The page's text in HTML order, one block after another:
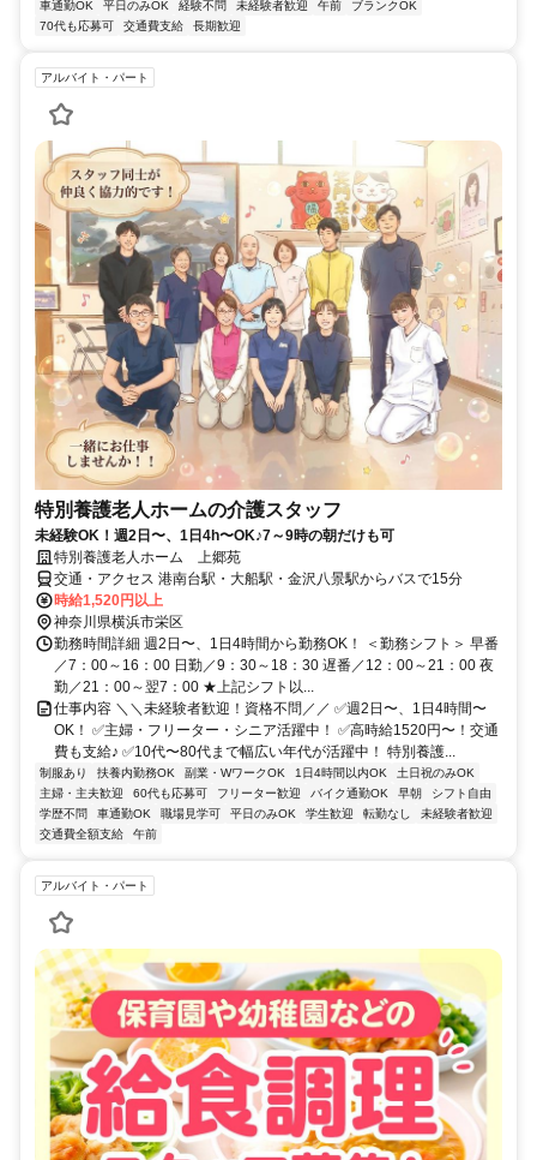
車通勤OK
平日のみOK 経験不問 未経験者歓迎 午前
ブランクOK
70代も応募可
交通費支給 長期歓迎
アルバイト・パート
特別養護老人ホームの介護スタッフ
未経験OK！週2日〜、1日4h〜OK♪7～9時の朝だけも可
特別養護老人ホーム 上郷苑
交通・アクセス 港南台駅・大船駅・金沢八景駅からバスで15分
時給1,520円以上
神奈川県横浜市栄区
勤務時間詳細 週2日〜、1日4時間から勤務OK！ ＜勤務シフト＞ 早番
／7：00～16：00 日勤／9：30～18：30 遅番／12：00～21：00 夜
勤／21：00～翌7：00 ★上記シフト以...
仕事内容 ＼＼未経験者歓迎！資格不問／／ ✅週2日〜、1日4時間〜
OK！ ✅主婦・フリーター・シニア活躍中！ ✅高時給1520円〜！交通
費も支給♪ ✅10代〜80代まで幅広い年代が活躍中！ 特別養護...
制服あり 扶養内勤務OK 副業・WワークOK 1日4時間以内OK
土日祝のみOK
主婦・主夫歓迎
60代も応募可 フリーター歓迎 バイク通勤OK 早朝
シフト自由
学歴不問
車通勤OK 職場見学可 平日のみOK 学生歓迎 転勤なし
未経験者歓迎
交通費全額支給
午前
アルバイト・パート